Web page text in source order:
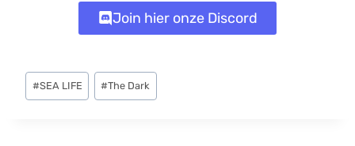
Join hier onze Discord
Bericht
tags:
#SEA LIFE #The Dark